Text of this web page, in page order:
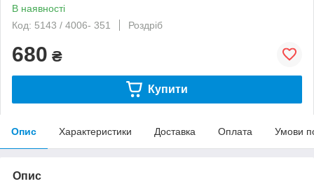
В наявності
Код: 5143 / 4006- 351
Роздріб
680 ₴
Купити
Опис Характеристики Доставка Оплата Умови
Опис